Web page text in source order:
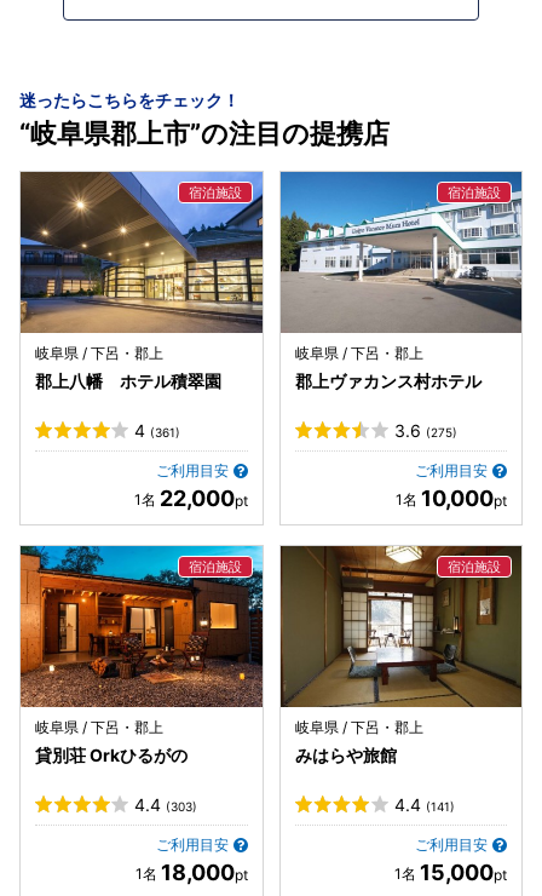
迷ったらこちらをチェック！
“岐阜県郡上市”の注目の提携店
岐阜県 / 下呂・郡上
郡上八幡 ホテル積翠園
4 (361)
ご利用目安
22,000
岐阜県 / 下呂・郡上
郡上ヴァカンス村ホテル
3.6 (275)
ご利用目安
10,000
岐阜県 / 下呂・郡上
貸別荘 Orkひるがの
4.4 (303)
ご利用目安
18,000
岐阜県 / 下呂・郡上
みはらや旅館
4.4 (141)
ご利用目安
15,000